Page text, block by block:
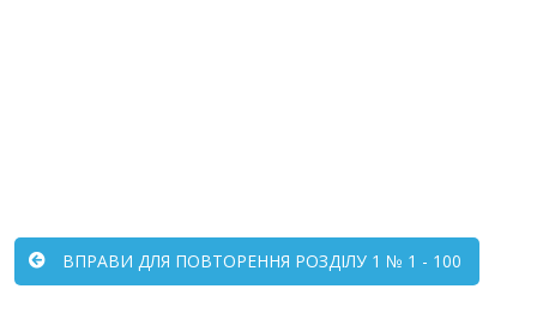
ВПРАВИ ДЛЯ ПОВТОРЕННЯ РОЗДІЛУ 1 № 1 - 100